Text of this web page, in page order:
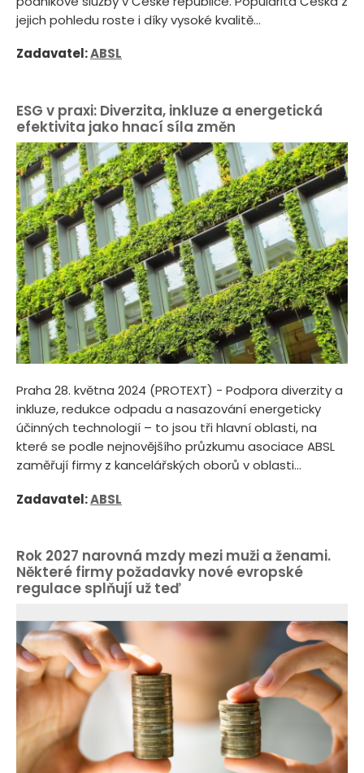
jejich pohledu roste i díky vysoké kvalitě...
Zadavatel:ABSL
ESG v praxi: Diverzita, inkluze a energetická
efektivita jako hnací síla změn
Praha 28. května 2024 (PROTEXT) - Podpora diverzity a
inkluze, redukce odpadu a nasazování energeticky
účinných technologií – to jsou tři hlavní oblasti, na
které se podle nejnovějšího průzkumu asociace ABSL
zaměřují firmy z kancelářských oborů v oblasti...
Zadavatel:ABSL
Rok 2027 narovná mzdy mezi muži a ženami.
Některé firmy požadavky nové evropské
regulace splňují už teď